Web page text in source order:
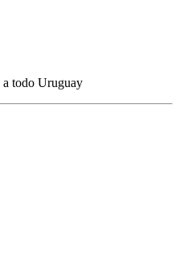
a todo Uruguay